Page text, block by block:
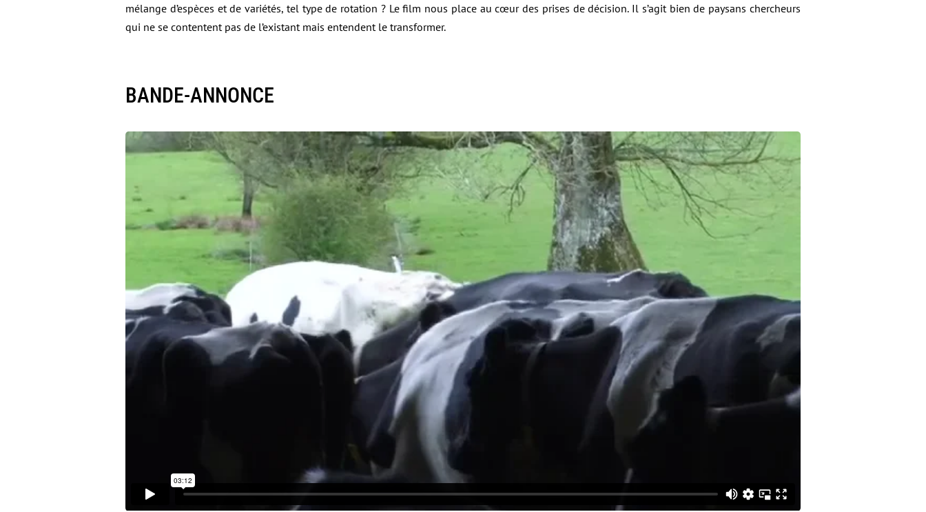
mélange d’espèces et de variétés, tel type de rotation ? Le film nous place au cœur des prises de décision. Il s’agit bien de paysans chercheurs
qui ne se contentent pas de l’existant mais entendent le transformer.
BANDE-ANNONCE